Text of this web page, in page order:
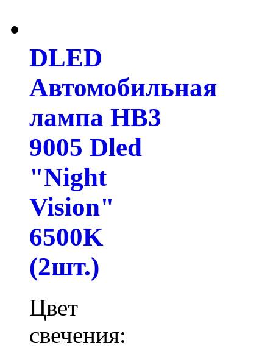
DLED
Автомобильная
лампа HB3
9005 Dled
"Night
Vision"
6500K
(2шт.)
Цвет
свечения: